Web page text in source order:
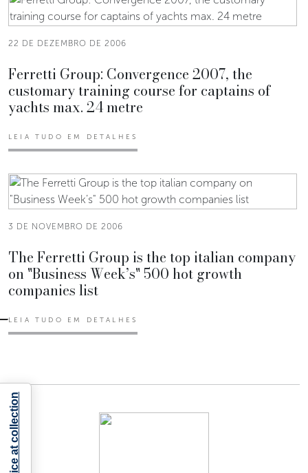
22 DE DEZEMBRO DE 2006
Ferretti Group: Convergence 2007, the
customary training course for captains of
yachts max. 24 metre
LEIA TUDO EM DETALHES
3 DE NOVEMBRO DE 2006
The Ferretti Group is the top italian company
on "Business Week’s" 500 hot growth
companies list
LEIA TUDO EM DETALHES
Notice at collection